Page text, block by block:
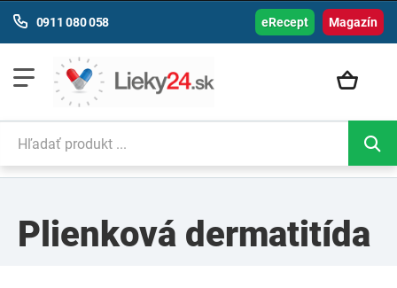
Magazín
0911 080 058 eRecept
Plienková dermatitída